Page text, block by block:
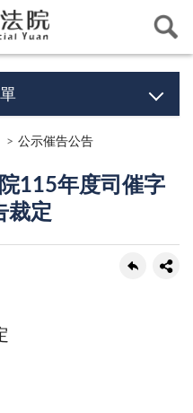
公示催告公告
115年度司催字
裁定